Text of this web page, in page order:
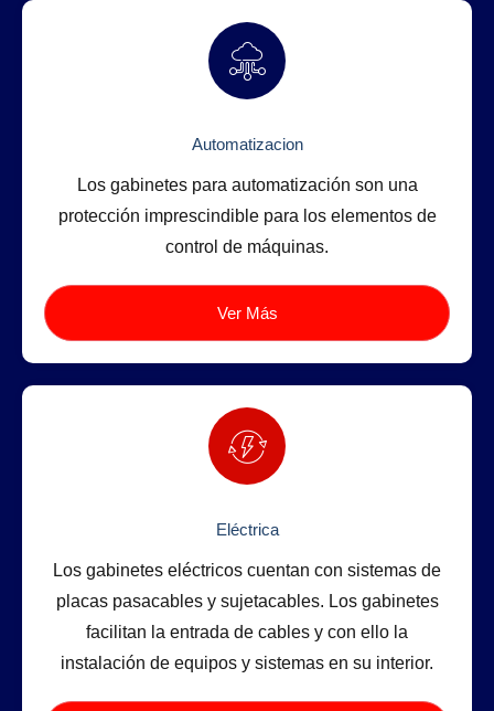
Automatizacion
Los gabinetes para automatización son una
protección imprescindible para los elementos de
control de máquinas.
Ver Más
Eléctrica
Los gabinetes eléctricos cuentan con sistemas de
placas pasacables y sujetacables. Los gabinetes
facilitan la entrada de cables y con ello la
instalación de equipos y sistemas en su interior.